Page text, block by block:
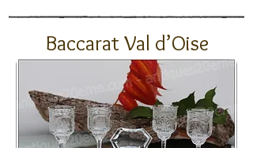
Baccarat Val d’Oise